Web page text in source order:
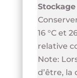
Stockage
16 °C et
relative
Note:
d’être, la